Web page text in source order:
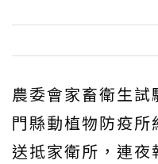
農委會家畜衛生
門縣動植物防疫
送抵家衛所，連